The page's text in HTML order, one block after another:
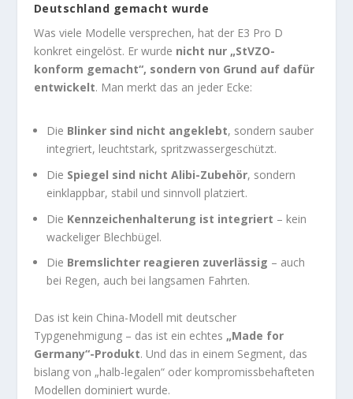
Deutschland gemacht wurde
Was viele Modelle versprechen, hat der E3 Pro D
konkret eingelöst. Er wurde nicht nur „StVZO-
konform gemacht“, sondern von Grund auf dafür
entwickelt. Man merkt das an jeder Ecke:
Die Blinker sind nicht angeklebt, sondern sauber
integriert, leuchtstark, spritzwassergeschützt.
Die Spiegel sind nicht Alibi-Zubehör, sondern
einklappbar, stabil und sinnvoll platziert.
Die Kennzeichenhalterung ist integriert – kein
wackeliger Blechbügel.
Die Bremslichter reagieren zuverlässig – auch
bei Regen, auch bei langsamen Fahrten.
Das ist kein China-Modell mit deutscher
Typgenehmigung – das ist ein echtes „Made for
Germany“-Produkt. Und das in einem Segment, das
bislang von „halb-legalen“ oder kompromissbehafteten
Modellen dominiert wurde.